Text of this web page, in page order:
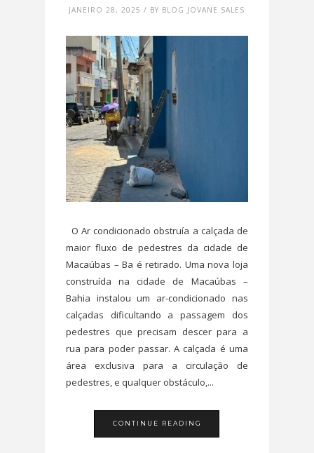
JANEIRO 28, 2025 / BY BLOG JOVANE SALES
O Ar condicionado obstruía a calçada de
maior fluxo de pedestres da cidade de
Macaúbas – Ba é retirado. Uma nova loja
construída na cidade de Macaúbas –
Bahia instalou um ar-condicionado nas
calçadas dificultando a passagem dos
pedestres que precisam descer para a
rua para poder passar. A calçada é uma
área exclusiva para a circulação de
pedestres, e qualquer obstáculo,...
CONTINUE READING